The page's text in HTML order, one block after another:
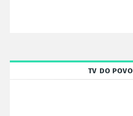
TV DO POVO